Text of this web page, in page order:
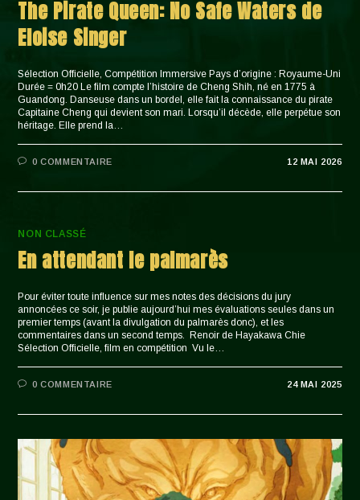
The Pirate Queen: No Safe Waters de
Eloise Singer
Sélection Officielle, Compétition Immersive Pays d’origine : Royaume-Uni
Durée = 0h20 Le film compte l’histoire de Cheng Shih, né en 1775 à
Guandong. Danseuse dans un bordel, elle fait la connaissance du pirate
Capitaine Cheng qui devient son mari. Lorsqu’il décède, elle perpétue son
héritage. Elle prend la…
0 COMMENTAIRE 12 MAI 2026
NON CLASSÉ
En attendant le palmarès
Pour éviter toute influence sur mes notes des décisions du jury
annoncées ce soir, je publie aujourd’hui mes évaluations seules dans un
premier temps (avant la divulgation du palmarès donc), et les
commentaires dans un second temps. Renoir de Hayakawa Chie
Sélection Officielle, film en compétition Vu le…
0 COMMENTAIRE 24 MAI 2025